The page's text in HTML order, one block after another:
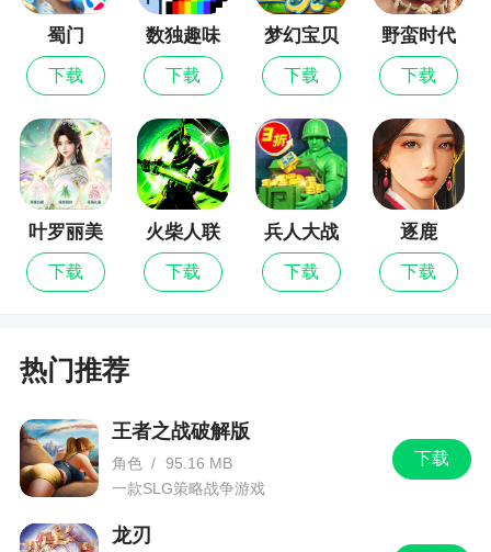
全毁了童年。给两个建议，一是如果想要找回童年
的感觉，就参考小霸王上天使之翼的模式做成单机
游戏。二是如果做成网游，那就不要这么肝，可以
费时间。想想那个年代的人，玩这款游戏，都是因
为情怀。年纪都大了
3、几次更新后问题解决不少，可以玩下去了。
有个建议去。以前fc版本上有漏球选项的。很多乐趣
和策略如果有这个选择的话。可以考虑加一下。另
加入
更新日志
【优化修复】
·更新部分资源显示
蜀门
下载
数独趣味
闯关
下载
梦幻宝贝
下载
野蛮时代
下载
叶罗丽美
颜公主
下载
火柴人联
盟3
下载
兵人大战
下载
逐鹿
下载
热门推荐
下载
王者之战破解版
角色 / 95.16 MB
一款SLG策略战争游戏
龙刃